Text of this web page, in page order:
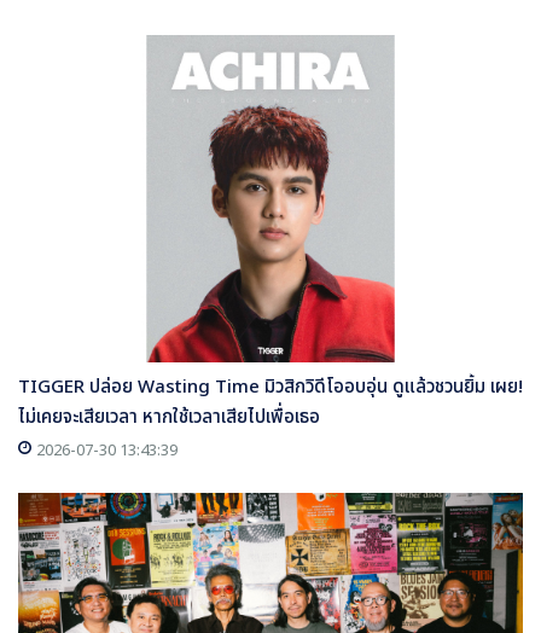
TIGGER ปล่อย Wasting Time มิวสิกวิดีโออบอุ่น ดูแล้วชวนยิ้ม เผย!
ไม่เคยจะเสียเวลา หากใช้เวลาเสียไปเพื่อเธอ
2026-07-30 13:43:39